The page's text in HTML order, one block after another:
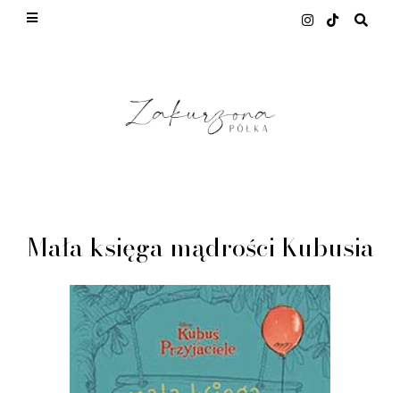
Mała księga mądrości Kubusia
This site uses cookies from Google to deliver its
of service, generate usage statistics, and to detect
and address abuse.
LEARN MORE